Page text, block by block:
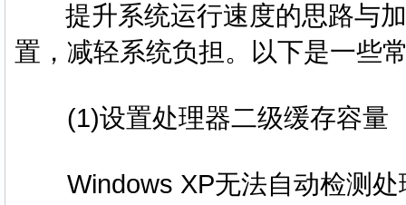
提升系统运行速度的思路与加
置，减轻系统负担。以下是一些
(1)设置处理器二级缓存容量
Windows XP无法自动检测处